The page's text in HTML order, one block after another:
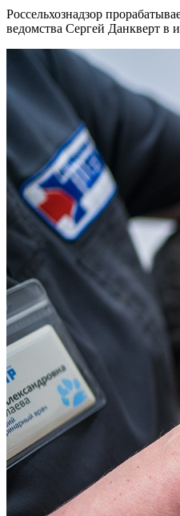
Россельхознадзор
ведомства Сергей Данкверт в